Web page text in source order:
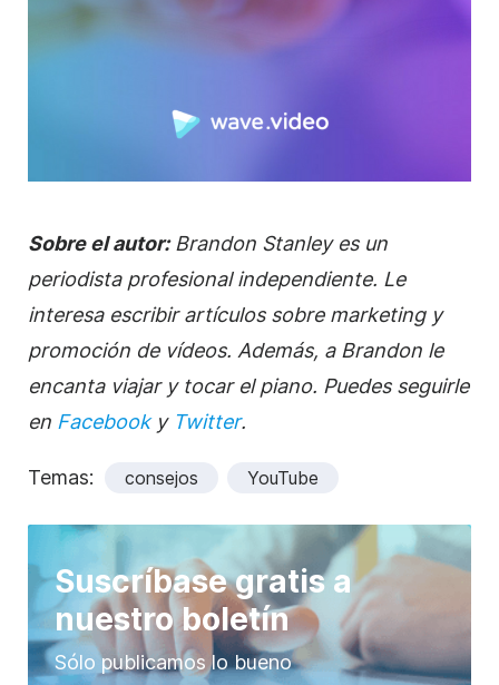
Sobre el autor:Brandon Stanley es un
periodista profesional independiente. Le
interesa escribir artículos sobre marketing y
promoción de vídeos. Además, a Brandon le
encanta viajar y tocar el piano. Puedes seguirle
en Facebooky Twitter.
Temas: consejos YouTube
Suscríbase gratis a
nuestro boletín
Sólo publicamos lo bueno